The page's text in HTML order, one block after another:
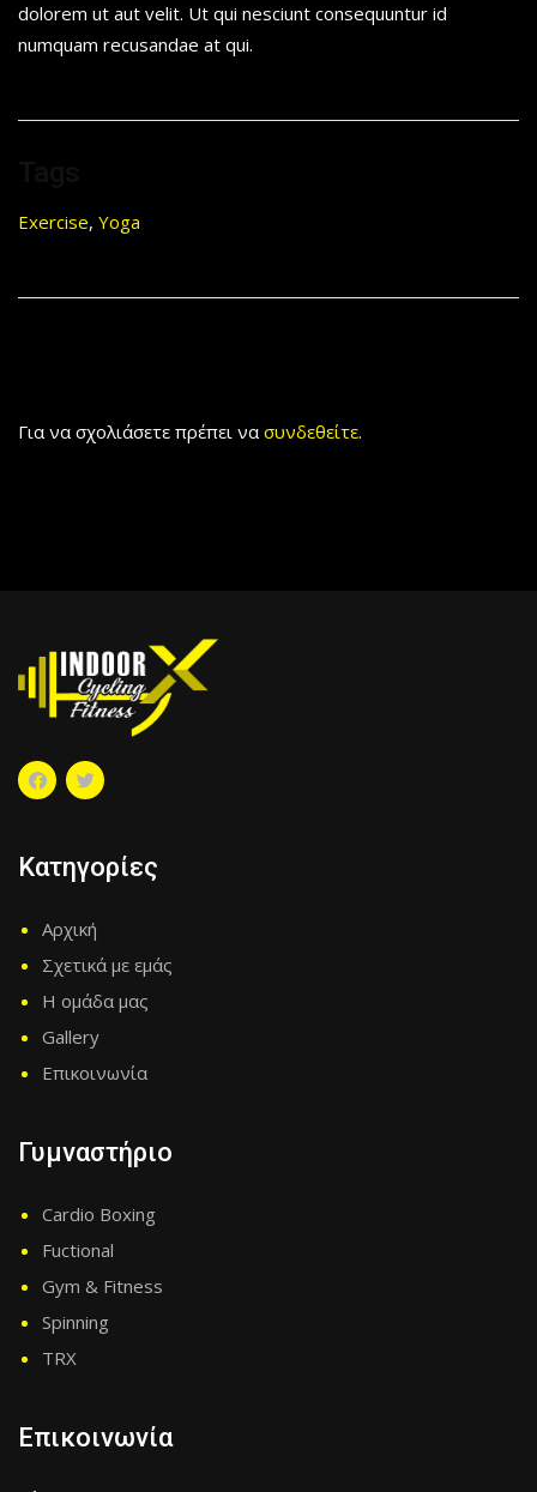
dolorem ut aut velit. Ut qui nesciunt consequuntur id
numquam recusandae at qui.
Exercise, Yoga
Για να σχολιάσετε πρέπει νασυνδεθείτε.
Κατηγορίες
Αρχική
Σχετικά με εμάς
Η ομάδα μας
Gallery
Επικοινωνία
Γυμναστήριο
Cardio Boxing
Fuctional
Gym & Fitness
Spinning
TRX
Επικοινωνία